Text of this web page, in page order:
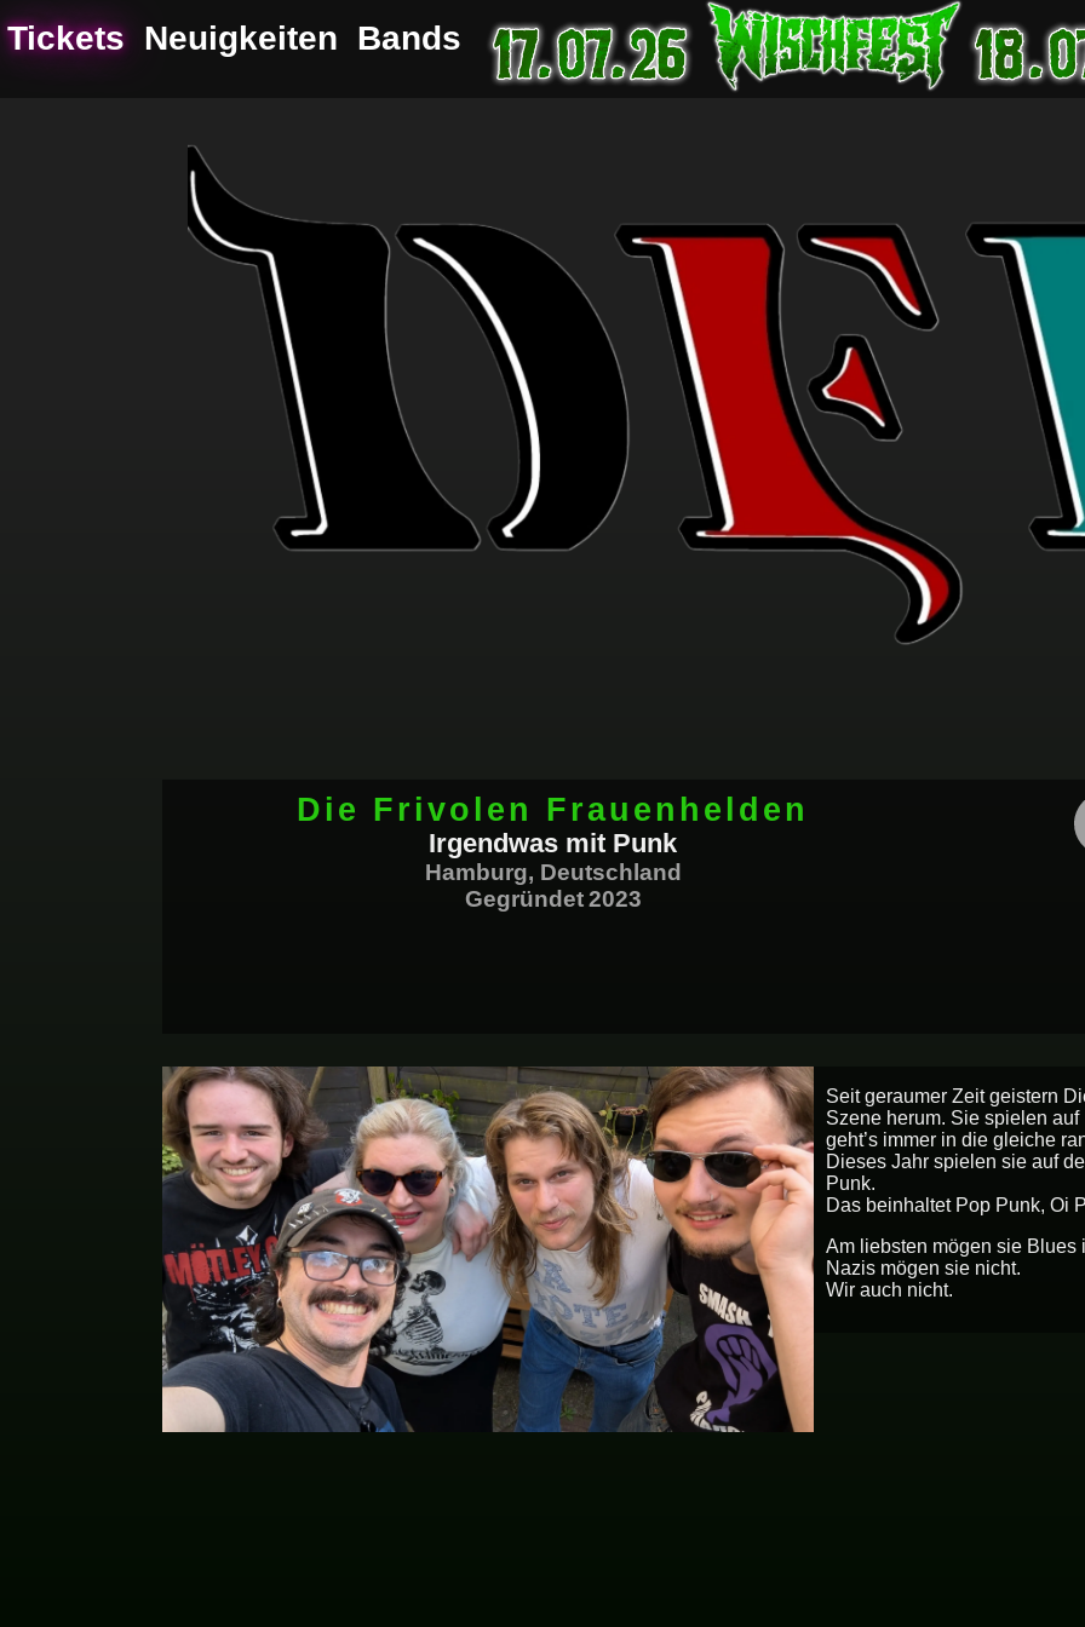
Tickets Neuigkeiten Bands
Startseite
Tickets
Bands
FAQ
Kontakt
Die Frivolen Frauenhelden
Irgendwas mit Punk
Hamburg, Deutschland
Gegründet2023
Seit geraumer Zeit geistern
Szene herum. Sie spielen
geht’s immer in die gleiche
Dieses Jahr spielen sie auf
Punk.
Das beinhaltet Pop Punk, Oi
Am liebsten mögen sie Blues
Nazis mögen sie nicht.
Wir auch nicht.